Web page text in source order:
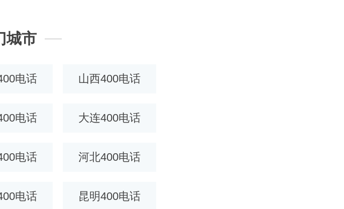
城市
电话 山西400电话
电话 大连400电话
电话 河北400电话
电话 昆明400电话